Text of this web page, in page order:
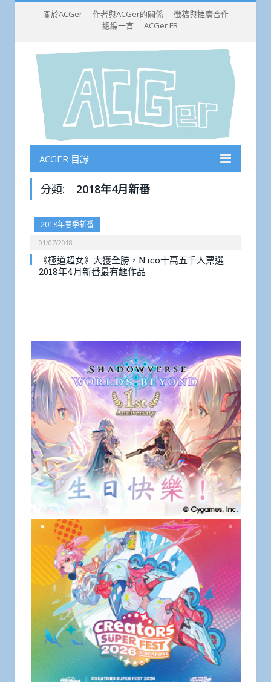
關於ACGer 作者與ACGer的關係
徵稿與推廣合作
總編一言
ACGer FB
ACGER 目錄
分類: 2018年4月新番
2018年春季新番
01/07/2018
《極道超女》大獲全勝，Nico十萬五千人票選
2018年4月新番最有趣作品